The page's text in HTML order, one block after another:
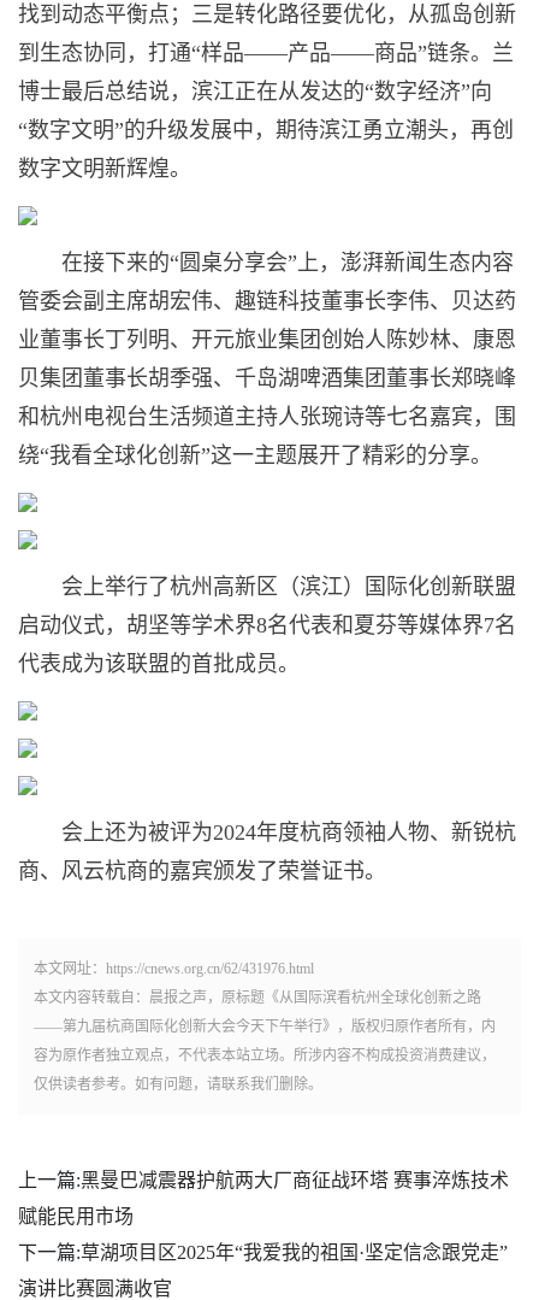
找到动态平衡点；三是转化路径要优化，从孤岛创新
到生态协同，打通“样品——产品——商品”链条。兰
博士最后总结说，滨江正在从发达的“数字经济”向
“数字文明”的升级发展中，期待滨江勇立潮头，再创
数字文明新辉煌。
在接下来的“圆桌分享会”上，澎湃新闻生态内容
管委会副主席胡宏伟、趣链科技董事长李伟、贝达药
业董事长丁列明、开元旅业集团创始人陈妙林、康恩
贝集团董事长胡季强、千岛湖啤酒集团董事长郑晓峰
和杭州电视台生活频道主持人张琬诗等七名嘉宾，围
绕“我看全球化创新”这一主题展开了精彩的分享。
会上举行了杭州高新区（滨江）国际化创新联盟
启动仪式，胡坚等学术界8名代表和夏芬等媒体界7名
代表成为该联盟的首批成员。
会上还为被评为2024年度杭商领袖人物、新锐杭
商、风云杭商的嘉宾颁发了荣誉证书。
本文网址：https://cnews.org.cn/62/431976.html
本文内容转载自：晨报之声，原标题《从国际滨看杭州全球化创新之路
——第九届杭商国际化创新大会今天下午举行》，版权归原作者所有，内
容为原作者独立观点，不代表本站立场。所涉内容不构成投资消费建议，
仅供读者参考。如有问题，请联系我们删除。
上一篇:黑曼巴减震器护航两大厂商征战环塔 赛事淬炼技术
赋能民用市场
下一篇:草湖项目区2025年“我爱我的祖国·坚定信念跟党走”
演讲比赛圆满收官